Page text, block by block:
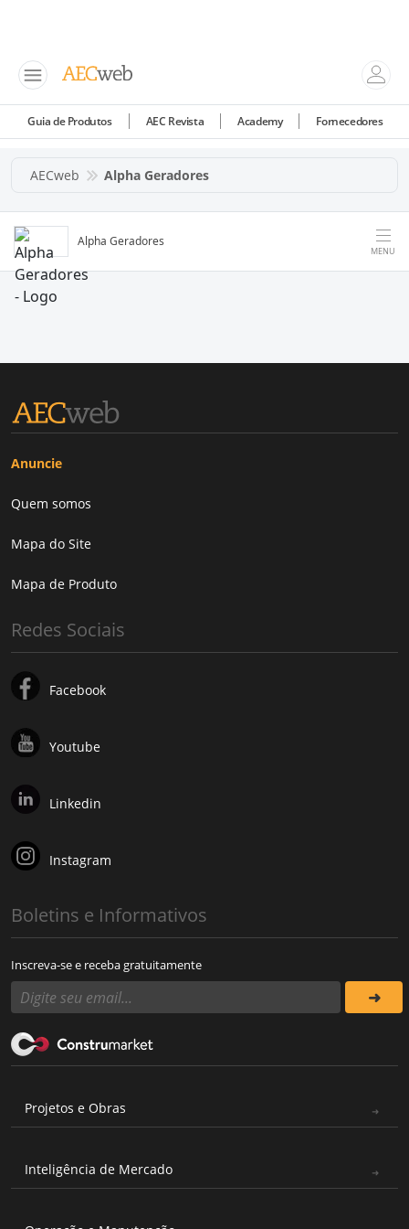
Guia de Produtos AEC Revista Academy Fornecedores
AECweb Alpha Geradores
Alpha Geradores
MENU
Anuncie
Quem somos
Mapa do Site
Mapa de Produto
Redes Sociais
Facebook
Youtube
Linkedin
Instagram
Boletins e Informativos
Inscreva-se e receba gratuitamente
Projetos e Obras
Inteligência de Mercado